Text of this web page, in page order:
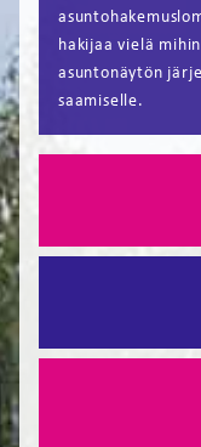
hakijaa vielä
asuntonäytön
saamiselle.